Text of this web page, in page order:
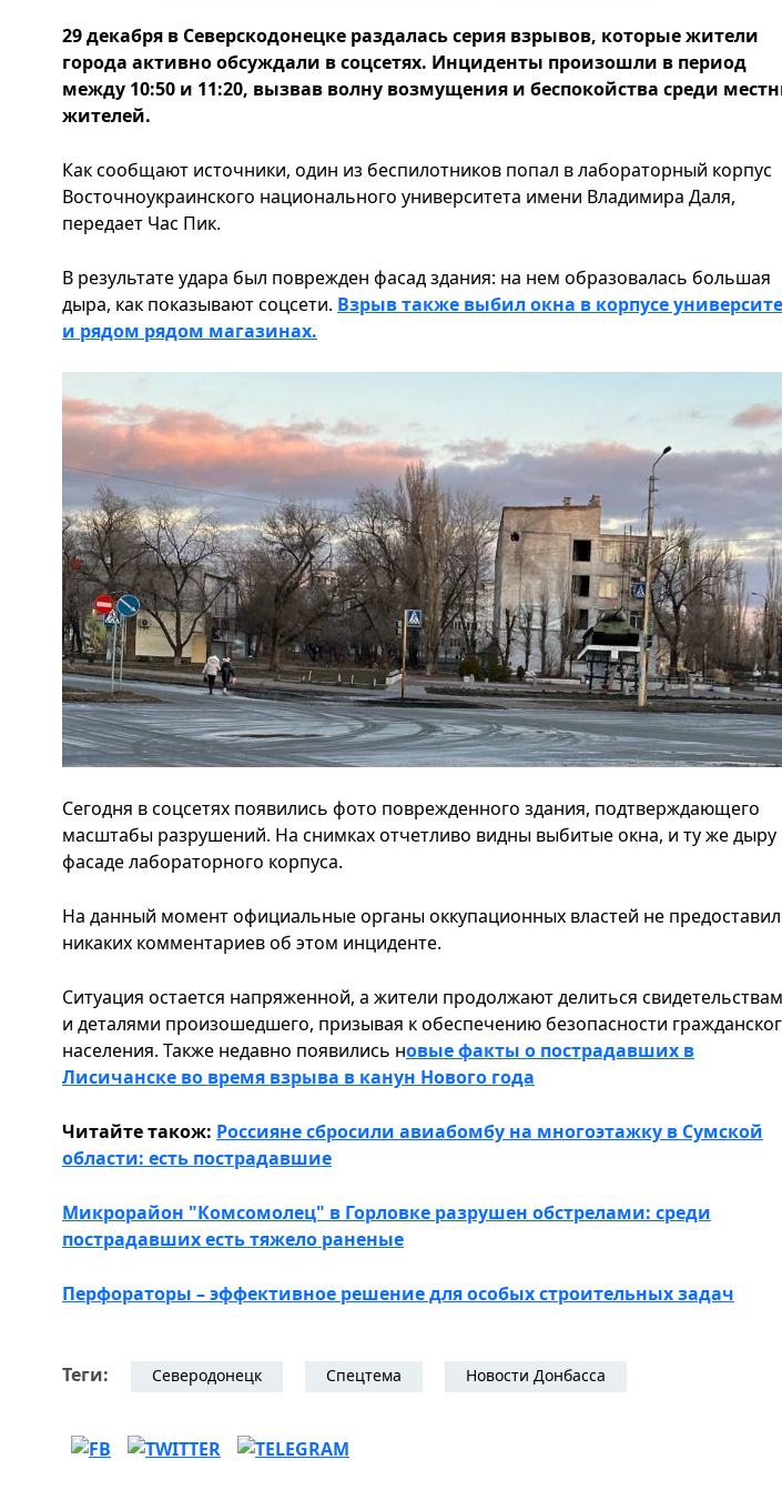
29 декабря в Северскодонецке раздалась серия взрывов, которые жители
города активно обсуждали в соцсетях. Инциденты произошли в период
между 10:50 и 11:20, вызвав волну возмущения и беспокойства среди
жителей.
Как сообщают источники, один из беспилотников попал в лабораторный корпус
Восточноукраинского национального университета имени Владимира Даля,
передает Час Пик.
В результате удара был поврежден фасад здания: на нем образовалась большая
дыра, как показывают соцсети. Взрыв также выбил окна в корпусе
и рядом рядом магазинах.
Сегодня в соцсетях появились фото поврежденного здания, подтверждающего
масштабы разрушений. На снимках отчетливо видны выбитые окна, и ту же дыру
фасаде лабораторного корпуса.
На данный момент официальные органы оккупационных властей не
никаких комментариев об этом инциденте.
Ситуация остается напряженной, а жители продолжают делиться
и деталями произошедшего, призывая к обеспечению безопасности
населения. Также недавно появились новые факты о пострадавших в
Лисичанске во время взрыва в канун Нового года
Читайте також: Россияне сбросили авиабомбу на многоэтажку в Сумской
области: есть пострадавшие
Микрорайон "Комсомолец" в Горловке разрушен обстрелами: среди
пострадавших есть тяжело раненые
Перфораторы – эффективное решение для особых строительных задач
Теги: Северодонецк Спецтема Новости Донбасса